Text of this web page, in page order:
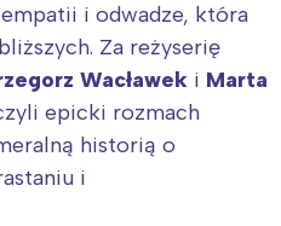
i odwadze, która
Za reżyserię
Wacławek i Marta
epicki rozmach
historią o
i